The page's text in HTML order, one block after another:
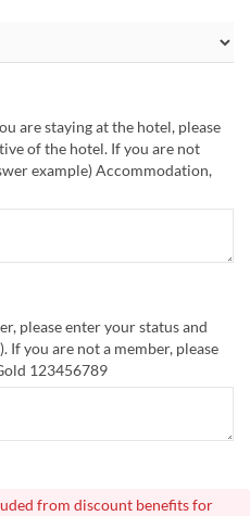
are staying at the hotel, please
of the hotel. If you are not
example) Accommodation,
please enter your status and
If you are not a member, please
123456789
from discount benefits for